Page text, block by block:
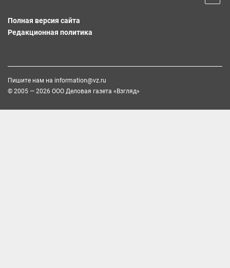
Полная версия сайта
Редакционная политика
Пишите нам на information@vz.ru
© 2005 — 2026 ООО Деловая газета «Взгляд»